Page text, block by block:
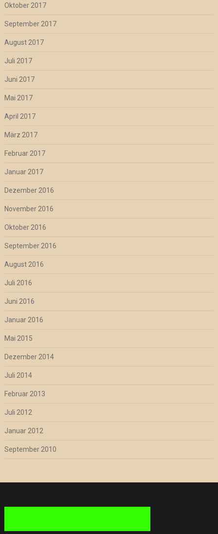
Oktober 2017
September 2017
August 2017
Juli 2017
Juni 2017
Mai 2017
April 2017
März 2017
Februar 2017
Januar 2017
Dezember 2016
November 2016
Oktober 2016
September 2016
August 2016
Juli 2016
Juni 2016
Januar 2016
Mai 2015
Dezember 2014
Juli 2014
Februar 2013
Juli 2012
Januar 2012
September 2010